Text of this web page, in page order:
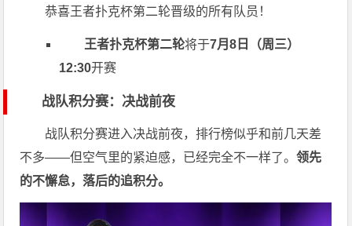
恭喜王者扑克杯第二轮晋级的所有队员！
王者扑克杯第二轮将于7月8日（周三）
12:30开赛
战队积分赛：决战前夜
战队积分赛进入决战前夜，排行榜似乎和前几天差
不多——但空气里的紧迫感，已经完全不一样了。领先
的不懈怠，落后的追积分。